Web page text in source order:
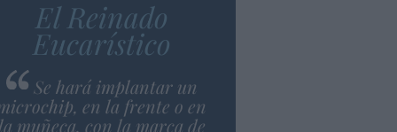
El Reinado
Eucarístico
Se hará implantar un
en la frente o en
muñeca, con la marca de